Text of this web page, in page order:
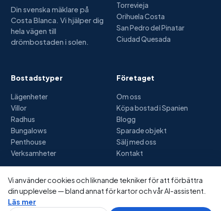
Din svenska mäklare på
Costa Blanca. Vi hjälper dig
hela vägen till
drömbostaden i solen.
Torrevieja
Orihuela Costa
San Pedro del Pinatar
Ciudad Quesada
Bostadstyper
Lägenheter
Villor
Radhus
Bungalows
Penthouse
Verksamheter
Företaget
Om oss
Köpa bostad i Spanien
Blogg
Sparade objekt
Sälj med oss
Kontakt
© 2026 Spanienbostäder.se — Alla rättigheter förbehållna
IntegritetspolicyCookiesAnvändarvillkorBildkrediter
Vi använder cookies och liknande tekniker för att förbättra
din upplevelse — bland annat för kartor och vår AI-assistent.
Läs mer